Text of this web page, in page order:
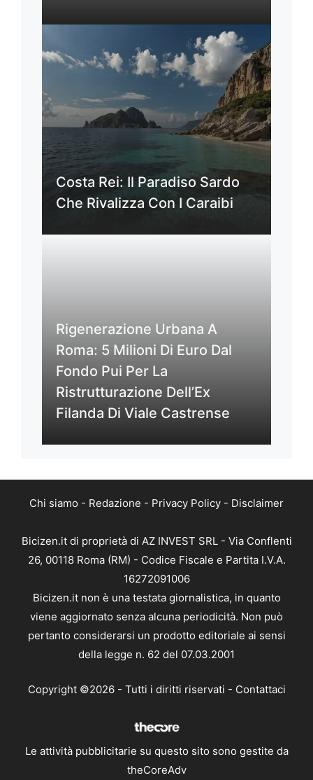
Costa Rei: Il Paradiso Sardo
Che Rivalizza Con I Caraibi
Rigenerazione Urbana A
Roma: 5 Milioni Di Euro Dal
Fondo Pui Per La
Ristrutturazione Dell’Ex
Filanda Di Viale Castrense
Chi siamo - Redazione - Privacy Policy - Disclaimer
Bicizen.it di proprietà di AZ INVEST SRL - Via Conflenti
26, 00118 Roma (RM) - Codice Fiscale e Partita I.V.A.
16272091006
Bicizen.it non è una testata giornalistica, in quanto
viene aggiornato senza alcuna periodicità. Non può
pertanto considerarsi un prodotto editoriale ai sensi
della legge n. 62 del 07.03.2001
Copyright ©2026 - Tutti i diritti riservati - Contattaci
Le attività pubblicitarie su questo sito sono gestite da
theCoreAdv